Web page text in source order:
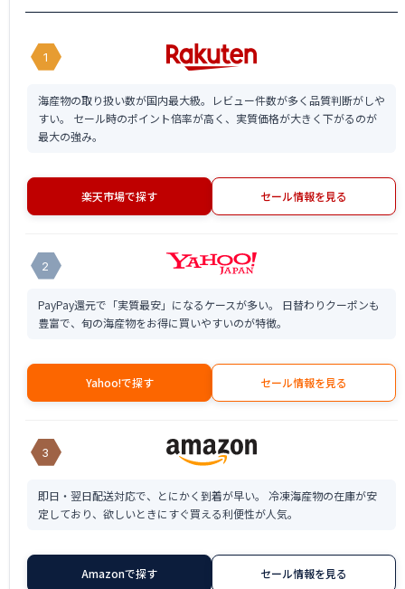
1
海産物の取り扱い数が国内最大級。レビュー件数が多く品質判断がしや
すい。 セール時のポイント倍率が高く、実質価格が大きく下がるのが
最大の強み。
楽天市場で探す セール情報を見る
2
PayPay還元で「実質最安」になるケースが多い。 日替わりクーポンも
豊富で、旬の海産物をお得に買いやすいのが特徴。
Yahoo!で探す セール情報を見る
3
即日・翌日配送対応で、とにかく到着が早い。 冷凍海産物の在庫が安
定しており、欲しいときにすぐ買える利便性が人気。
Amazonで探す セール情報を見る